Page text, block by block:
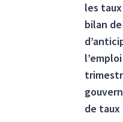
les
bilan
de taux